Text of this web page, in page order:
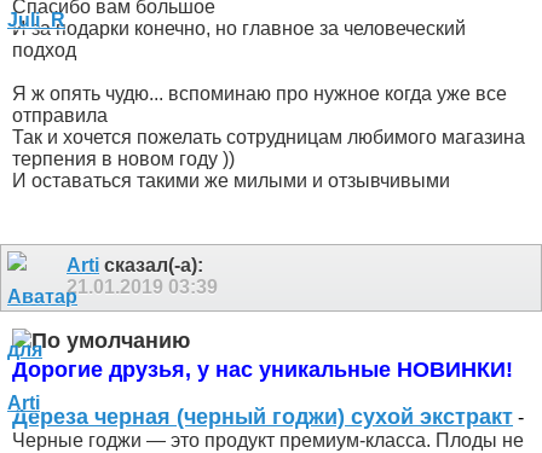
Спасибо вам большое
И за подарки конечно, но главное за человеческий
подход
Я ж опять чудю... вспоминаю про нужное когда уже все
отправила
Так и хочется пожелать сотрудницам любимого магазина
терпения в новом году ))
И оставаться такими же милыми и отзывчивыми
Arti сказал(-а):
21.01.2019 03:39
Дорогие друзья, у нас уникальные НОВИНКИ!
Дереза черная (черный годжи) сухой экстракт -
Черные годжи — это продукт премиум-класса. Плоды не